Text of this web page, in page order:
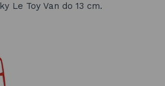
Le Toy Van do 13 cm.